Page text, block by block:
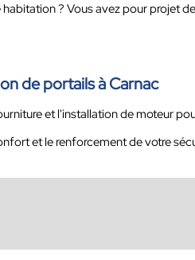
? Vous avez pour projet
de portails à Carnac
et l'installation de moteur
et le renforcement de votre